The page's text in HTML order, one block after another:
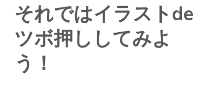
それではイラストde
ツボ押ししてみよ
う！